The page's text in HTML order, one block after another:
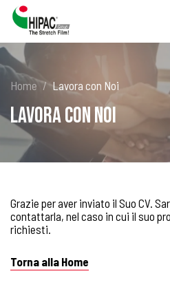
Home Lavora con Noi
Lavora con Noi
Grazie per aver inviato il Suo CV.
contattarla, nel caso in cui il suo
richiesti.
Torna alla Home